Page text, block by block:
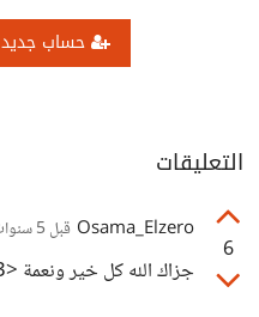
حساب جديد
التعليقات
6
Osama_Elzero قبل 5 سنوات
جزاك الله كل خير ونعمة <3